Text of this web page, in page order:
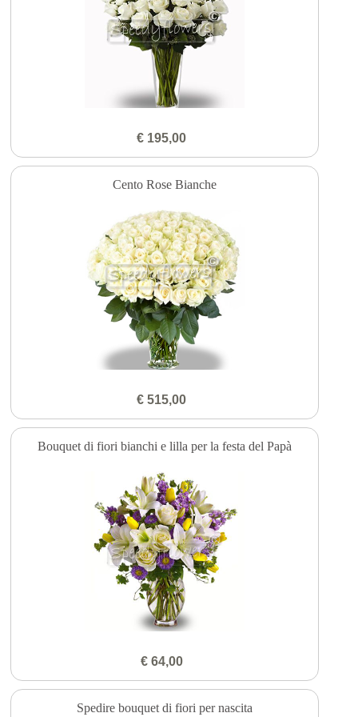
€ 195,00
Cento Rose Bianche
€ 515,00
Bouquet di fiori bianchi e lilla per la festa del Papà
€ 64,00
Spedire bouquet di fiori per nascita